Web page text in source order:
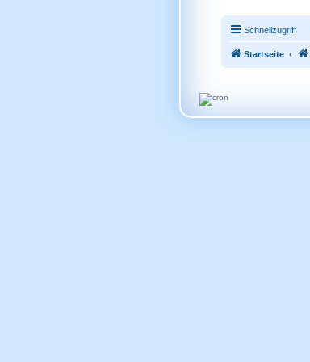
Schnellzugriff
Startseite